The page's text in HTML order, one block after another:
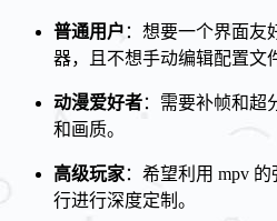
普通用户：想要一个界面友
器，且不想手动编辑配置文
动漫爱好者：需要补帧和超
和画质。
高级玩家：希望利用 mpv
行进行深度定制。